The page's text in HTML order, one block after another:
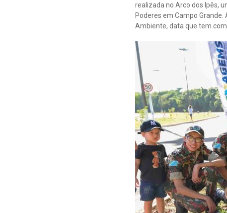
realizada no Arco dos Ipês,
Poderes em Campo
Ambiente, data que tem